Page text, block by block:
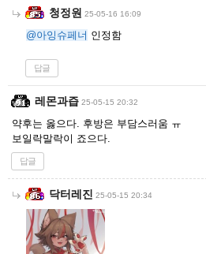
청정원 25-05-16 16:09
@아잉슈페너 인정함
답글
레몬과즙 25-05-15 20:32
약후는 옳으다. 후방은 부담스러움 ㅠ
보일락말락이 죠으다.
답글
닥터레진 25-05-15 20:34